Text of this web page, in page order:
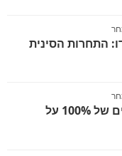
התחרות הסינית
טראמפ מכריז על מכסים של 100% על